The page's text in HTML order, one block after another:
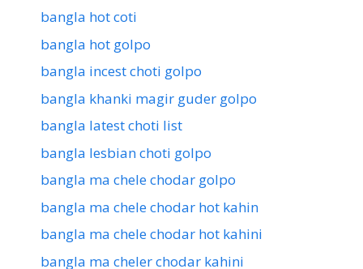
bangla hot coti
bangla hot golpo
bangla incest choti golpo
bangla khanki magir guder golpo
bangla latest choti list
bangla lesbian choti golpo
bangla ma chele chodar golpo
bangla ma chele chodar hot kahin
bangla ma chele chodar hot kahini
bangla ma cheler chodar kahini